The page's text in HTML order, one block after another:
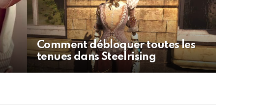
Comment débloquer toutes les
tenues dans Steelrising